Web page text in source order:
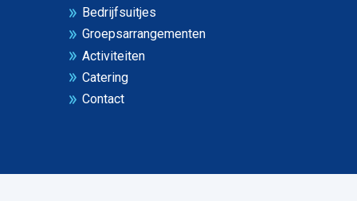
Bedrijfsuitjes
Groepsarrangementen
Activiteiten
Catering
Contact